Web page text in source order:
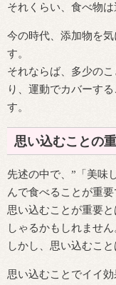
それくらい、食べ物は
今の時代、添加物を
す。
それならば、多少の
り、運動でカバーす
す。
思い込むことの
先述の中で、”「美味
んで食べることが重要
思い込むことが重要
しゃるかもしれません
しかし、思い込むこ
思い込むことでイイ